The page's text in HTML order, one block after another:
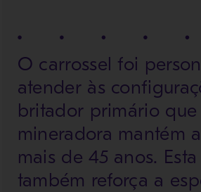
O carrossel foi
atender às
britador primário que
mineradora mantém
mais de 45 anos.
também reforça a